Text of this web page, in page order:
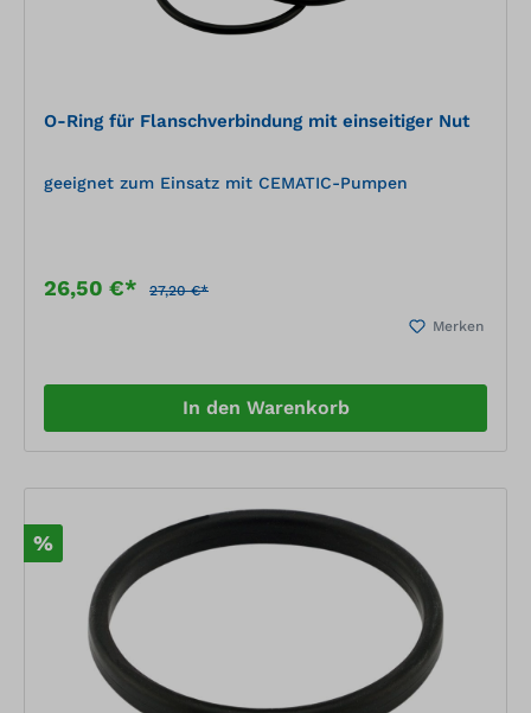
O-Ring für Flanschverbindung mit einseitiger Nut
geeignet zum Einsatz mit CEMATIC-Pumpen
26,50 €* 27,20 €*
Merken
In den Warenkorb
%